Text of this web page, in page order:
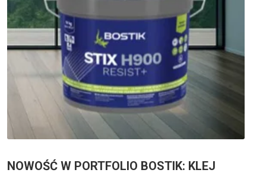
NOWOŚĆ W PORTFOLIO BOSTIK: KLEJ